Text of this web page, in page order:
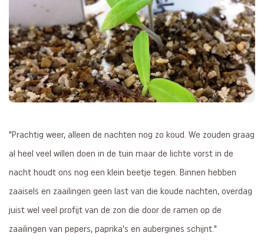
"Prachtig weer, alleen de nachten nog zo koud. We zouden graag
al heel veel willen doen in de tuin maar de lichte vorst in de
nacht houdt ons nog een klein beetje tegen. Binnen hebben
zaaisels en zaailingen geen last van die koude nachten, overdag
juist wel veel profijt van de zon die door de ramen op de
zaailingen van pepers, paprika’s en aubergines schijnt."